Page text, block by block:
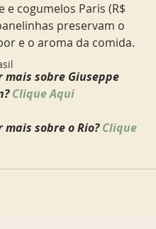
e cogumelos Paris (R$
preservam o
e o aroma da comida.
mais sobre Giuseppe
Clique Aqui
mais sobre o Rio? Clique